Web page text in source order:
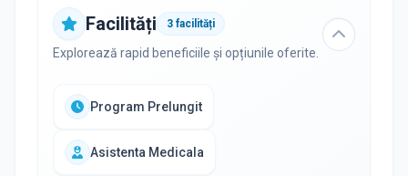
Facilități 3 facilități
Explorează rapid beneficiile și opțiunile oferite.
Program Prelungit
Asistenta Medicala